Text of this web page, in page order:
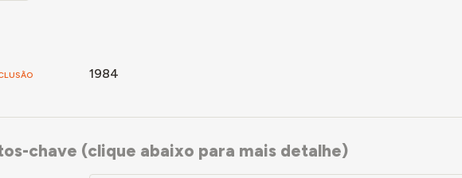
1984
chave (clique abaixo para mais detalhe)